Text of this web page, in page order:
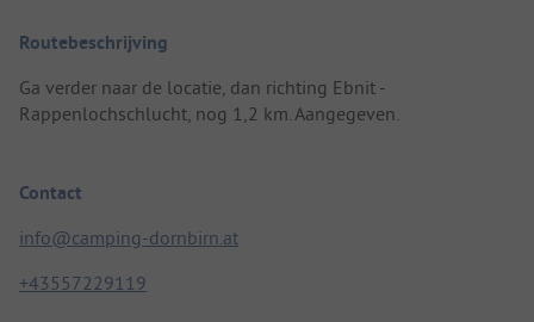
Routebeschrijving
Ga verder naar de locatie, dan richting Ebnit -
Rappenlochschlucht, nog 1,2 km. Aangegeven.
Contact
info@camping-dornbirn.at
+43557229119